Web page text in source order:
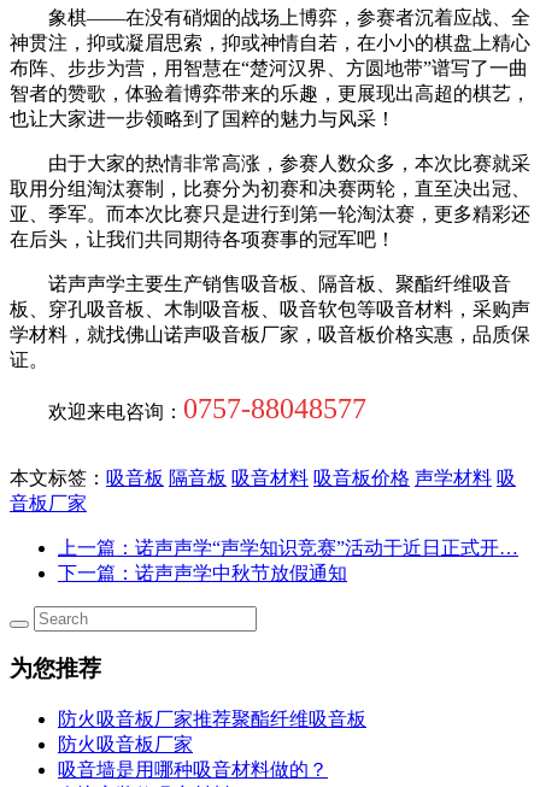
象棋——在没有硝烟的战场上博弈，参赛者沉着应战、全
神贯注，抑或凝眉思索，抑或神情自若，在小小的棋盘上精心
布阵、步步为营，用智慧在“楚河汉界、方圆地带”谱写了一曲
智者的赞歌，体验着博弈带来的乐趣，更展现出高超的棋艺，
也让大家进一步领略到了国粹的魅力与风采！
由于大家的热情非常高涨，参赛人数众多，本次比赛就采
取用分组淘汰赛制，比赛分为初赛和决赛两轮，直至决出冠、
亚、季军。而本次比赛只是进行到第一轮淘汰赛，更多精彩还
在后头，让我们共同期待各项赛事的冠军吧！
诺声声学主要生产销售吸音板、隔音板、聚酯纤维吸音
板、穿孔吸音板、木制吸音板、吸音软包等吸音材料，采购声
学材料，就找佛山诺声吸音板厂家，吸音板价格实惠，品质保
证。
欢迎来电咨询： 0757-88048577
本文标签： 吸音板 隔音板 吸音材料 吸音板价格 声学材料 吸
音板厂家
上一篇 ：诺声声学“声学知识竞赛”活动于近日正式开…
下一篇 ：诺声声学中秋节放假通知
为您推荐
防火吸音板厂家推荐聚酯纤维吸音板
防火吸音板厂家
吸音墙是用哪种吸音材料做的？